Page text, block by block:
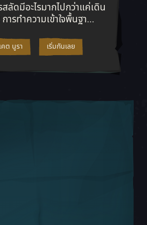
สลัดมีอะไรมากไปกว่าแค่เดิน
รทำความเข้าใจพื้นฐา...
ต นูรา เริ่มกันเลย